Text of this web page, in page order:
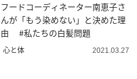
フードコーディネーター南恵子さ
んが「もう染めない」と決めた理
由 #私たちの白髪問題
心と体 2021.03.27